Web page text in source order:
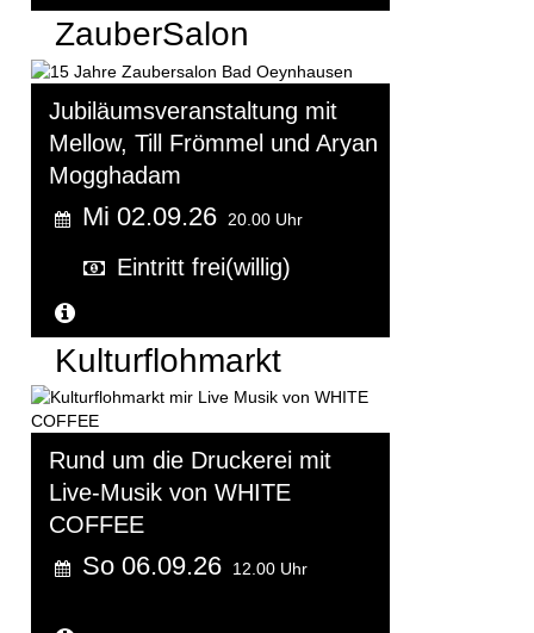
ZauberSalon
Jubiläumsveranstaltung mit
Mellow, Till Frömmel und Aryan
Mogghadam
Mi 02.09.26 20.00 Uhr
Eintritt frei(willig)
Kulturflohmarkt
Rund um die Druckerei mit
Live-Musik von WHITE
COFFEE
So 06.09.26 12.00 Uhr